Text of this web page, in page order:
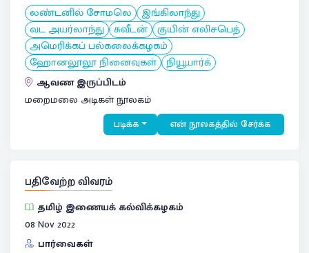
லண்டனில் சோமலெ இங்கிலாந்து
வட அயர்லாந்து சுவீடன் குயின் எலிசபெத்
அமெரிக்கப் பல்கலைக்கழகம்
ஹோனலூலூ நினைவுகள் நியூயார்க்
ஆவண இருப்பிடம்
மறைமலை அடிகள் நூலகம்
படிக்க என் நூலகத்தில் சேர்க்க
பதிவேற்ற விவரம்
தமிழ் இணையக் கல்விக்கழகம்
08 Nov 2022
பார்வைகள்